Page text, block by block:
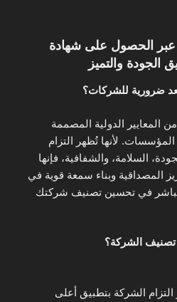
الحصول على شهادة
الجودة والتميز
ضرورية للشركات؟
المعايير الدولية المصممة
لأنها تُظهر التزام
السلامة، والشفافية، فإنها
المصداقية وبناء سمعة قوية في
في تحسين تصنيف شركتك
تصنيف الشركة؟
الشركة بتطبيق أعلى